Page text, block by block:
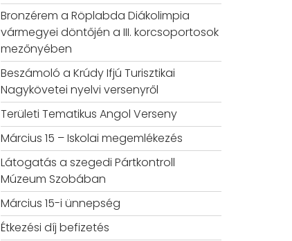
Bronzérem a Röplabda Diákolimpia
vármegyei döntőjén a III. korcsoportosok
mezőnyében
Beszámoló a Krúdy Ifjú Turisztikai
Nagykövetei nyelvi versenyről
Területi Tematikus Angol Verseny
Március 15 – Iskolai megemlékezés
Látogatás a szegedi Pártkontroll
Múzeum Szobában
Március 15-i ünnepség
Étkezési díj befizetés